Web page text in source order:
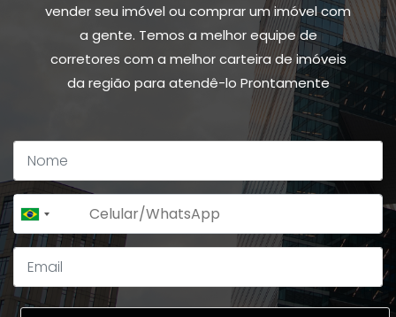
vender seu imóvel ou comprar um imóvel com
a gente. Temos a melhor equipe de
corretores com a melhor carteira de imóveis
da região para atendê-lo Prontamente
Brazil
+55